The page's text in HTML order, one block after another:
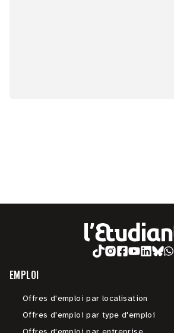
EMPLOI
Offres d'emploi par localisation
Offres d'emploi par type d'emploi